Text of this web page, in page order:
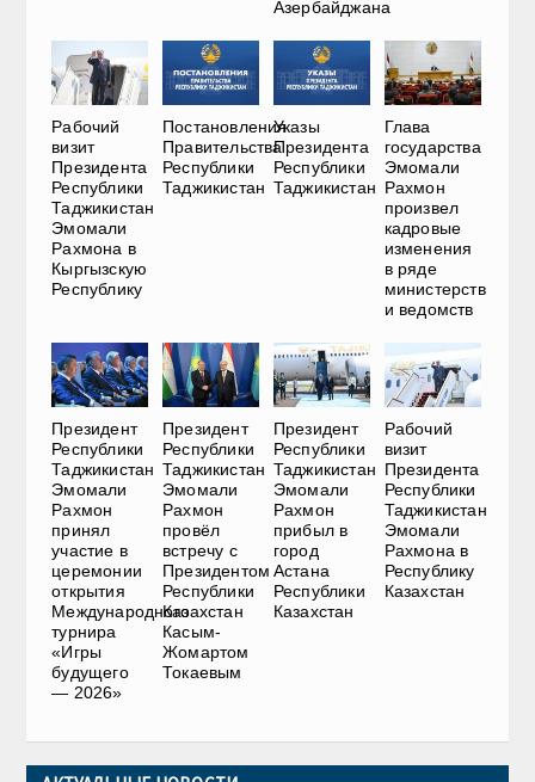
Азербайджана
Рабочий
визит
Президента
Республики
Таджикистан
Эмомали
Рахмона в
Кыргызскую
Республику
Постановления
Правительства
Республики
Таджикистан
Указы
Президента
Республики
Таджикистан
Глава
государства
Эмомали
Рахмон
произвел
кадровые
изменения
в ряде
министерств
и ведомств
Президент
Республики
Таджикистан
Эмомали
Рахмон
принял
участие в
церемонии
открытия
Международного
турнира
«Игры
будущего
— 2026»
Президент
Республики
Таджикистан
Эмомали
Рахмон
провёл
встречу с
Президентом
Республики
Казахстан
Касым-
Жомартом
Токаевым
Президент
Республики
Таджикистан
Эмомали
Рахмон
прибыл в
город
Астана
Республики
Казахстан
Рабочий
визит
Президента
Республики
Таджикистан
Эмомали
Рахмона в
Республику
Казахстан